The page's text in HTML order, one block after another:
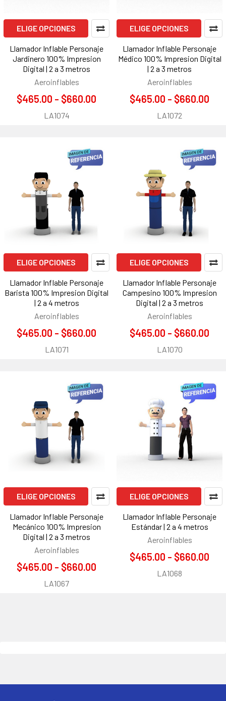
ELIGE OPCIONES
Llamador Inflable Personaje
Jardinero 100% Impresion
Digital | 2 a 3 metros
Aeroinflables
$465.00 - $660.00
LA1074
ELIGE OPCIONES
Llamador Inflable Personaje
Médico 100% Impresion Digital
| 2 a 3 metros
Aeroinflables
$465.00 - $660.00
LA1072
ELIGE OPCIONES
Llamador Inflable Personaje
Barista 100% Impresion Digital
| 2 a 4 metros
Aeroinflables
$465.00 - $660.00
LA1071
ELIGE OPCIONES
Llamador Inflable Personaje
Campesino 100% Impresion
Digital | 2 a 3 metros
Aeroinflables
$465.00 - $660.00
LA1070
ELIGE OPCIONES
Llamador Inflable Personaje
Mecánico 100% Impresion
Digital | 2 a 3 metros
Aeroinflables
$465.00 - $660.00
LA1067
ELIGE OPCIONES
Llamador Inflable Personaje
Estándar | 2 a 4 metros
Aeroinflables
$465.00 - $660.00
LA1068